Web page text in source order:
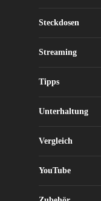
Steckdosen
Streaming
Tipps
Unterhaltung
Vergleich
YouTube